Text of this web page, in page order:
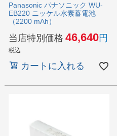
Panasonic パナソニック WU-
EB220 ニッケル水素蓄電池
（2200 mAh）
当店特別価格 46,640
税込
カートに入れる